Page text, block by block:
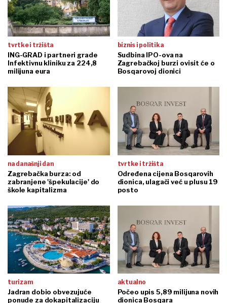
tvrtke i tržišta
ING-GRAD i partneri grade
Infektivnu kliniku za 224,8
milijuna eura
biznis i politika
Sudbina IPO-ova na
Zagrebačkoj burzi ovisit će o
Bosqarovoj dionici
na današnji dan
Zagrebačka burza: od
zabranjene 'špekulacije' do
škole kapitalizma
tvrtke i tržišta
Određena cijena Bosqarovih
dionica, ulagači već u plusu 19
posto
turizam
Jadran dobio obvezujuće
ponude za dokapitalizaciju
aktualno
Počeo upis 5,89 milijuna novih
dionica Bosqara